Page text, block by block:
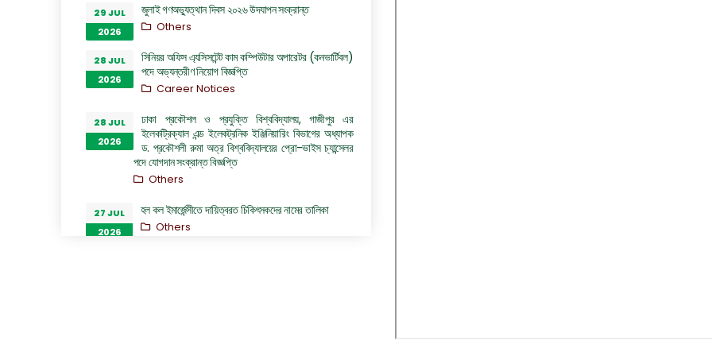
29 JUL
2026
জুলাই গণঅভ্যুত্থান দিবস ২০২৬ উদযাপন সংক্রান্ত
Others
28 JUL
2026
সিনিয়র অফিস এ্যসিসটেন্ট কাম কম্পিউটার অপারেটর (কনভার্টিবল)
পদে অভ্যন্তরীণ নিয়োগ বিজ্ঞপ্তি
Career Notices
28 JUL
2026
ঢাকা প্রকৌশল ও প্রযুক্তি বিশ্ববিদ্যালয়, গাজীপুর এর
ইলেকট্রিক্যাল এন্ড ইলেকট্রনিক ইঞ্জিনিয়ারিং বিভাগের অধ্যাপক
ড. প্রকৌশলী রুমা অত্র বিশ্ববিদ্যালয়ের প্রো-ভাইস চ্যান্সেলর
পদে যোগদান সংক্রান্ত বিজ্ঞপ্তি
Others
27 JUL
2026
হল কল ইমার্জেন্সীতে দায়িত্বরত চিকিৎসকদের নামের তালিকা
Others